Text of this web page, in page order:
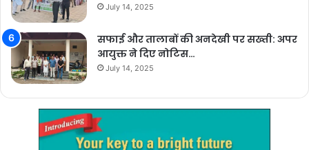
July 14, 2025
सफाई और तालाबों की अनदेखी पर सख्ती: अपर
आयुक्त ने दिए नोटिस…
July 14, 2025